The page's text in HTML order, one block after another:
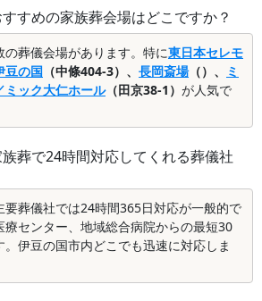
すめの家族葬会場はどこですか？
葬儀会場があります。特に東日本セレモ
豆の国 （中條404-3）、 長岡斎場（）、
ミ
ミック大仁ホール（田京38-1） が人気で
葬で24時間対応してくれる葬儀社
要葬儀社では24時間365日対応が一般的で
センター、地域総合病院からの最短30
伊豆の国市内どこでも迅速に対応しま